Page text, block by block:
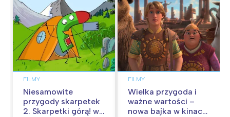
FILMY
Niesamowite
przygody skarpetek
2. Skarpetki górą! w
FILMY
Wielka przygoda i
ważne wartości –
nowa bajka w kinach